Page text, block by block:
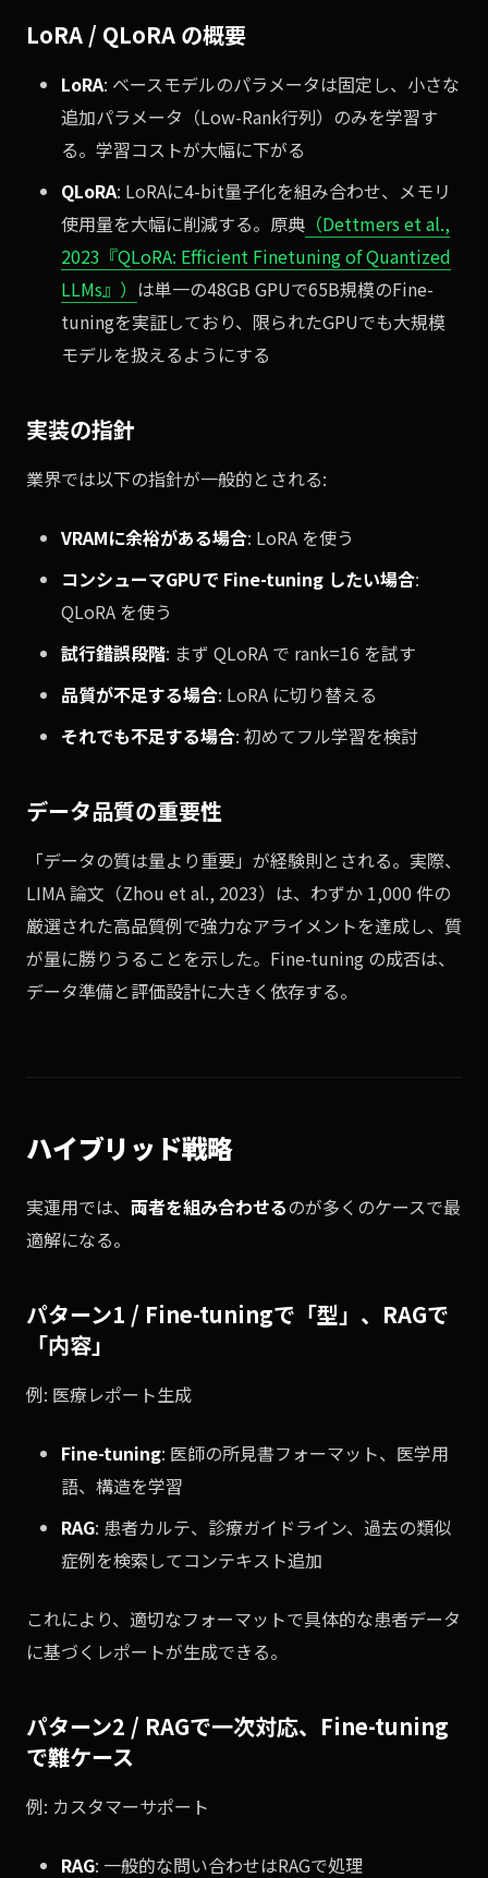
LoRA / QLoRA の概要
LoRA: ベースモデルのパラメータは固定し、小さな
追加パラメータ（Low-Rank行列）のみを学習す
る。学習コストが大幅に下がる
QLoRA: LoRAに4-bit量子化を組み合わせ、メモリ
使用量を大幅に削減する。原典 （Dettmers et al.,
2023『QLoRA: Efficient Finetuning of Quantized
LLMs』） は単一の48GB GPUで65B規模のFine-
tuningを実証しており、限られたGPUでも大規模
モデルを扱えるようにする
実装の指針
業界では以下の指針が一般的とされる:
VRAMに余裕がある場合: LoRA を使う
コンシューマGPUで Fine-tuning したい場合:
QLoRA を使う
試行錯誤段階: まず QLoRA で rank=16 を試す
品質が不足する場合: LoRA に切り替える
それでも不足する場合: 初めてフル学習を検討
データ品質の重要性
「データの質は量より重要」が経験則とされる。実際、
LIMA 論文（Zhou et al., 2023）は、わずか 1,000 件の
厳選された高品質例で強力なアライメントを達成し、質
が量に勝りうることを示した。Fine-tuning の成否は、
データ準備と評価設計に大きく依存する。
ハイブリッド戦略
実運用では、 両者を組み合わせるのが多くのケースで最
適解になる。
パターン1 / Fine-tuningで「型」、RAGで
「内容」
例: 医療レポート生成
Fine-tuning: 医師の所見書フォーマット、医学用
語、構造を学習
RAG: 患者カルテ、診療ガイドライン、過去の類似
症例を検索してコンテキスト追加
これにより、適切なフォーマットで具体的な患者データ
に基づくレポートが生成できる。
パターン2 / RAGで一次対応、Fine-tuning
で難ケース
例: カスタマーサポート
RAG: 一般的な問い合わせはRAGで処理